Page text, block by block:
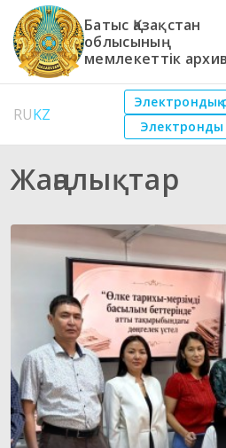
Батыс Қазақстан
облысының
мемлекеттік
RUKZ
Электрондық
Электронды
Жаңалықтар